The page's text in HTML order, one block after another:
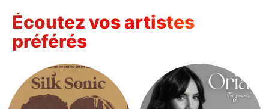
Écoutez vos artistes
préférés